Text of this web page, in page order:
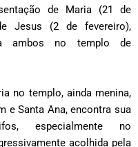
de Maria (21 de
Jesus (2 de fevereiro),
ambos no templo de
no templo, ainda menina,
e Santa Ana, encontra sua
especialmente no
acolhida pela